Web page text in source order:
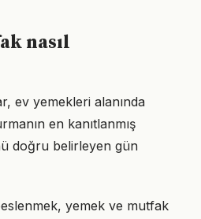
nasıl
ev yemekleri alanında
en kanıtlanmış
doğru belirleyen gün
yemek ve mutfak